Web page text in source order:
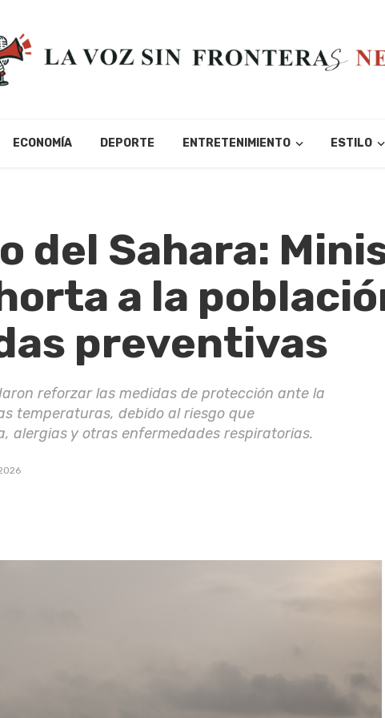
ECONOMÍA DEPORTE ENTRETENIMIENTO ESTILO
del Sahara:
a la
preventivas
reforzar las medidas de protección ante la
temperaturas, debido al riesgo que
alergias y otras enfermedades respiratorias.